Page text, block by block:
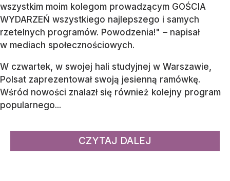
wszystkim moim kolegom prowadzącym GOŚCIA
WYDARZEŃ wszystkiego najlepszego i samych
rzetelnych programów. Powodzenia!" – napisał
w mediach społecznościowych.
W czwartek, w swojej hali studyjnej w Warszawie,
Polsat zaprezentował swoją jesienną ramówkę.
Wśród nowości znalazł się również kolejny program
popularnego...
CZYTAJ DALEJ